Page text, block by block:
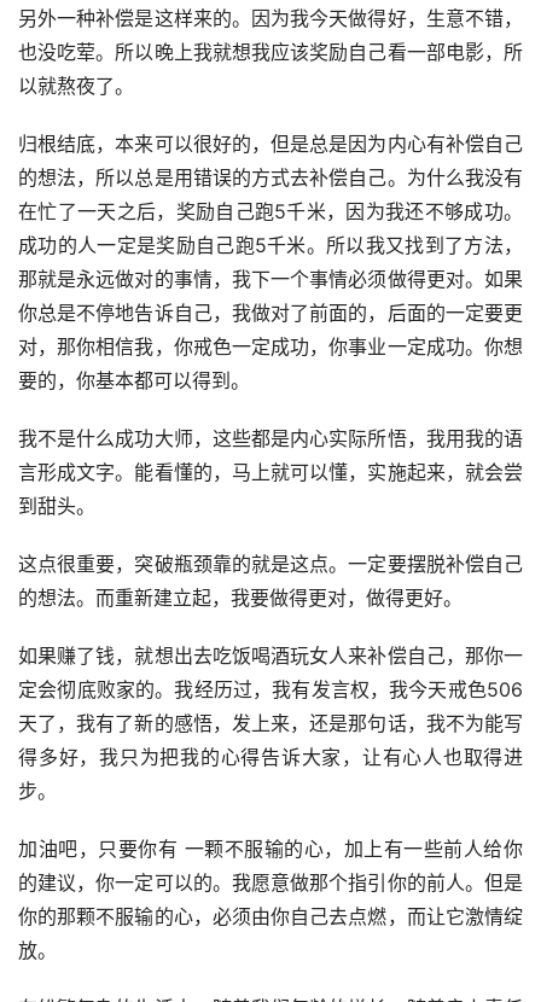
另外一种补偿是这样来的。因为我今天做得好，生意不错，
也没吃荤。所以晚上我就想我应该奖励自己看一部电影，所
以就熬夜了。
归根结底，本来可以很好的，但是总是因为内心有补偿自己
的想法，所以总是用错误的方式去补偿自己。为什么我没有
在忙了一天之后，奖励自己跑5千米，因为我还不够成功。
成功的人一定是奖励自己跑5千米。所以我又找到了方法，
那就是永远做对的事情，我下一个事情必须做得更对。如果
你总是不停地告诉自己，我做对了前面的，后面的一定要更
对，那你相信我，你戒色一定成功，你事业一定成功。你想
要的，你基本都可以得到。
我不是什么成功大师，这些都是内心实际所悟，我用我的语
言形成文字。能看懂的，马上就可以懂，实施起来，就会尝
到甜头。
这点很重要，突破瓶颈靠的就是这点。一定要摆脱补偿自己
的想法。而重新建立起，我要做得更对，做得更好。
如果赚了钱，就想出去吃饭喝酒玩女人来补偿自己，那你一
定会彻底败家的。我经历过，我有发言权，我今天戒色506
天了，我有了新的感悟，发上来，还是那句话，我不为能写
得多好，我只为把我的心得告诉大家，让有心人也取得进
步。
加油吧，只要你有 一颗不服输的心，加上有一些前人给你
的建议，你一定可以的。我愿意做那个指引你的前人。但是
你的那颗不服输的心，必须由你自己去点燃，而让它激情绽
放。